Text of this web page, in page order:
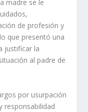
madre se le
de profesión y
que presentó una
justificar la
al padre de
por usurpación
responsabilidad